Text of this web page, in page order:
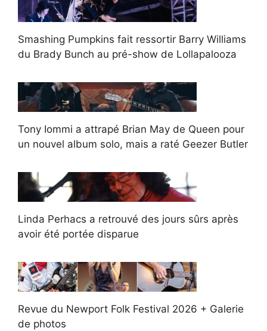
Smashing Pumpkins fait ressortir Barry Williams
du Brady Bunch au pré-show de Lollapalooza
Tony Iommi a attrapé Brian May de Queen pour
un nouvel album solo, mais a raté Geezer Butler
Linda Perhacs a retrouvé des jours sûrs après
avoir été portée disparue
Revue du Newport Folk Festival 2026 + Galerie
de photos